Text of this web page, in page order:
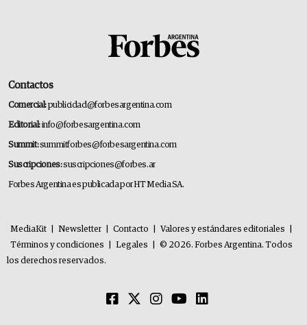
Contactos
Comercial:publicidad@forbesargentina.com
Editorial:info@forbesargentina.com
Summit:summitforbes@forbesargentina.com
Suscripciones:suscripciones@forbes.ar
Forbes Argentina es publicada por HT Media SA.
MediaKit Newsletter Contacto Valores y estándares editoriales
Términos y condiciones
Legales
© 2026. Forbes Argentina. Todos
los derechos reservados.